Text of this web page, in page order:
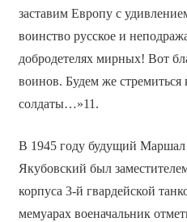
заставим Европу с
воинство русское и
добродетелях мирных! Вот
воинов. Будем же стремиться
солдаты…»11.
В 1945 году будущий
Якубовский был
корпуса 3-й гвардейской
мемуарах военачальник